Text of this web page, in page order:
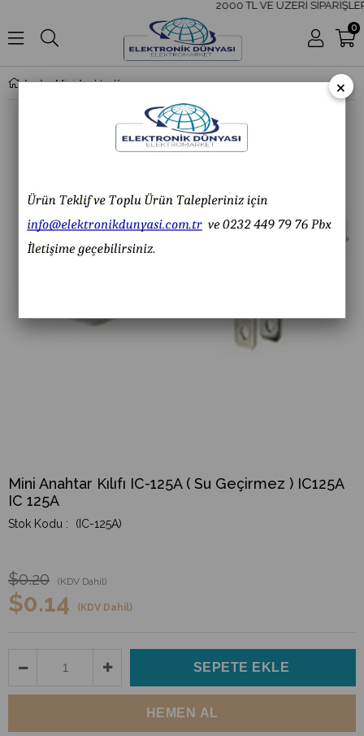
2000 TL VE ÜZERİ
0
Mini Anahtar Kılıfı IC-125A ( Su Geçirmez ) IC125A IC 125A
Mini Anahtar Kılıfı IC-125A ( Su Geçirmez ) IC125A
IC 125A
(IC-125A)
$0.20 (KDV Dahil)
$0.14 (KDV Dahil)
×